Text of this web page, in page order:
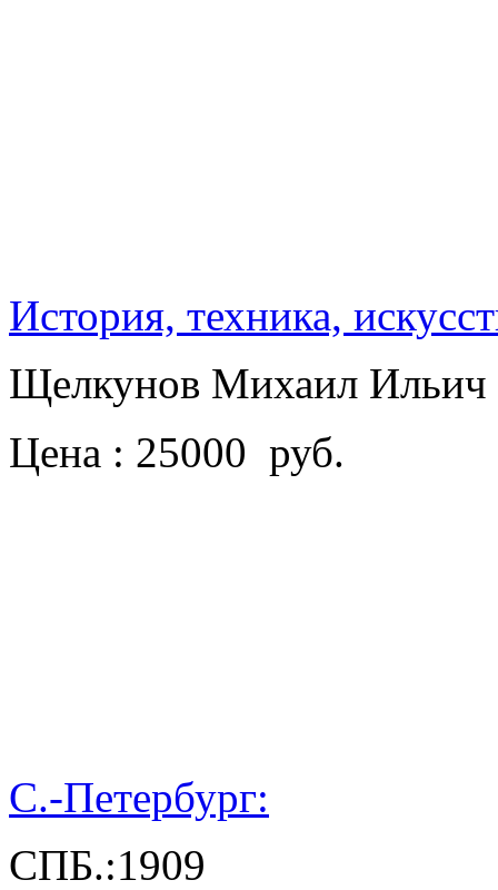
История, техника,
Щелкунов Михаил Ильич
Цена : 25000 руб.
С.-Петербург:
СПБ.:1909